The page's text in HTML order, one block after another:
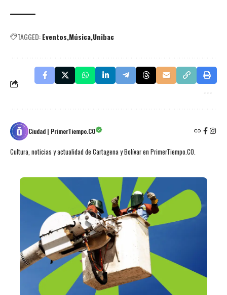
TAGGED:Eventos Música Unibac
Ciudad | PrimerTiempo.CO
Cultura, noticias y actualidad de Cartagena y Bolívar en PrimerTiempo.CO.